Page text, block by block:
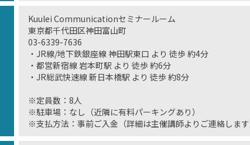
Kuulei Communicationセミナールーム
東京都千代田区神田富山町
03-6339-7636
・JR線/地下鉄銀座線 神田駅東口 より 徒歩 約4分
・都営新宿線 岩本町駅 より 徒歩 約6分
・JR総武快速線 新日本橋駅 より 徒歩 約8分
※定員数：8人
※駐車場：なし（近隣に有料パーキングあり）
※支払方法：事前ご入金（詳細は主催講師よりご連絡します